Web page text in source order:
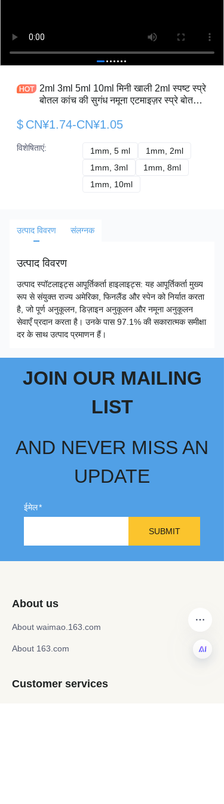
2ml 3ml 5ml 10ml मिनी खाली 2ml स्पष्ट स्प्रे
बोतल कांच की सुगंध नमूना एटमाइज़र स्प्रे बोतलें
$ CN¥1.74-CN¥1.05
विशेषिताएं: 1mm, 5 ml 1mm, 5 ml
1mm, 2ml
1mm, 3ml 1mm, 3ml
1mm, 8ml
1mm, 10ml
उत्पाद विवरण संलग्नक
उत्पाद विवरण
उत्पाद स्पॉटलाइट्स आपूर्तिकर्ता हाइलाइट्स: यह आपूर्तिकर्ता मुख्य
रूप से संयुक्त राज्य अमेरिका, फिनलैंड और स्पेन को निर्यात करता
है, जो पूर्ण अनुकूलन, डिज़ाइन अनुकूलन और नमूना अनुकूलन
सेवाएँ प्रदान करता है। उनके पास 97.1% की सकारात्मक समीक्षा
दर के साथ उत्पाद प्रमाणन हैं।
ईमेल
SUBMIT
JOIN OUR MAILING
LIST
AND NEVER MISS AN
UPDATE
About us
About waimao.163.com
About 163.com
Customer services
HIN